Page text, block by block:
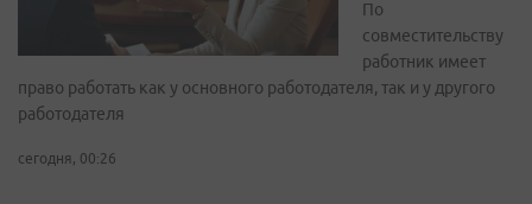
По
совместительству
работник имеет
право работать как у основного работодателя, так и у другого
работодателя
сегодня, 00:26